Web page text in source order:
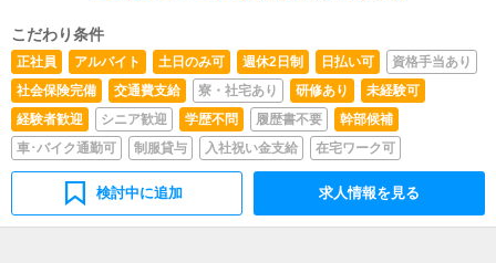
こだわり条件
正社員 アルバイト 土日のみ可 週休2日制 日払い可
資格手当あり
社会保険完備
交通費支給 寮・社宅あり 研修あり
未経験可
経験者歓迎
シニア歓迎 学歴不問 履歴書不要
幹部候補
車･バイク通勤可
制服貸与 入社祝い金支給 在宅ワーク可
検討中に追加 求人情報を見る